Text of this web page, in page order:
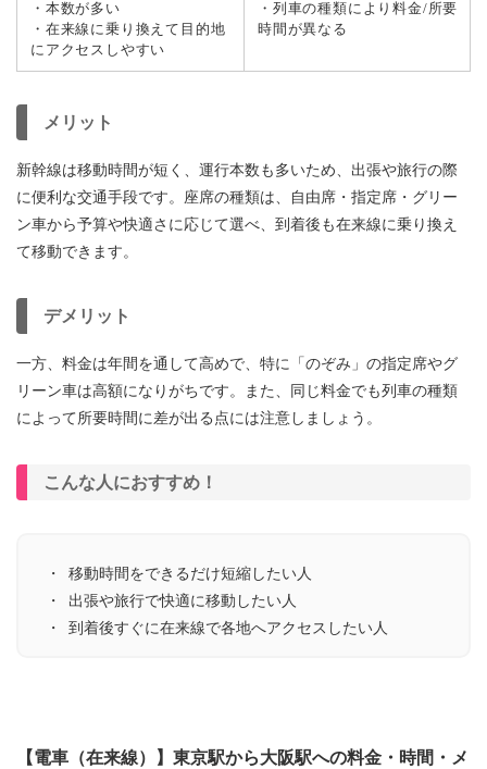
・本数が多い
・在来線に乗り換えて目的地
にアクセスしやすい
・列車の種類により料金/所要
時間が異なる
メリット
新幹線は移動時間が短く、運行本数も多いため、出張や旅行の際
に便利な交通手段です。座席の種類は、自由席・指定席・グリー
ン車から予算や快適さに応じて選べ、到着後も在来線に乗り換え
て移動できます。
デメリット
一方、料金は年間を通して高めで、特に「のぞみ」の指定席やグ
リーン車は高額になりがちです。また、同じ料金でも列車の種類
によって所要時間に差が出る点には注意しましょう。
こんな人におすすめ！
移動時間をできるだけ短縮したい人
出張や旅行で快適に移動したい人
到着後すぐに在来線で各地へアクセスしたい人
【電車（在来線）】東京駅から大阪駅への料金・時間・メ